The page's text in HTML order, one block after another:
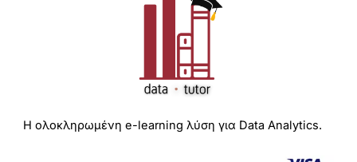
Η ολοκληρωμένη e-learning λύση για Data Analytics.